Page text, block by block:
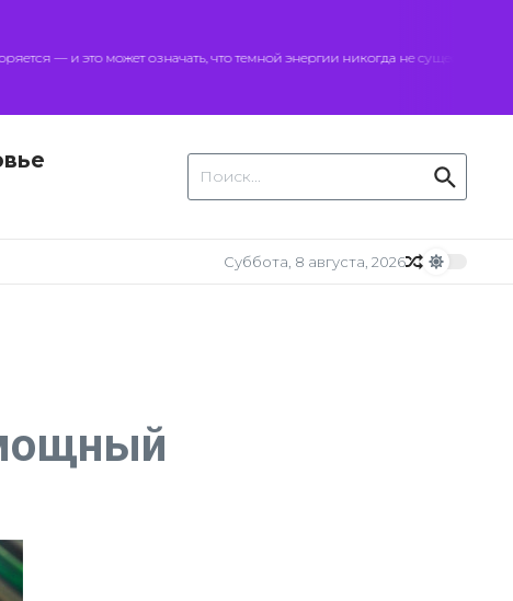
— и это может означать, что темной энергии никогда не существовало
Искать:
Суббота, 8 августа, 2026